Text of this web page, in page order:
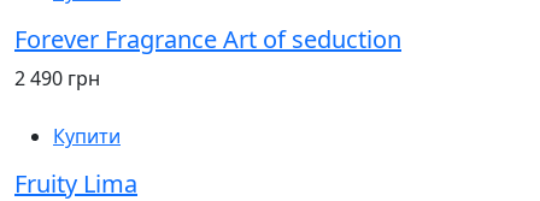
Forever Fragrance Art of seduction
2 490 грн
Купити
Fruity Lima